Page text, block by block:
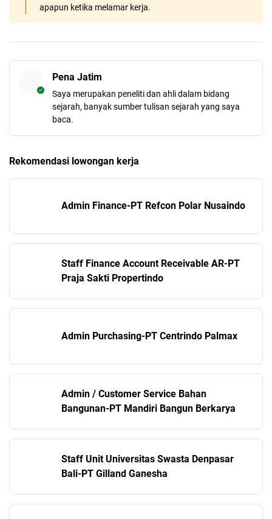
apapun ketika melamar kerja.
Pena Jatim
Saya merupakan peneliti dan ahli dalam bidang
sejarah, banyak sumber tulisan sejarah yang saya
baca.
Rekomendasi lowongan kerja
Admin Finance-PT Refcon Polar Nusaindo
Staff Finance Account Receivable AR-PT
Praja Sakti Propertindo
Admin Purchasing-PT Centrindo Palmax
Admin / Customer Service Bahan
Bangunan-PT Mandiri Bangun Berkarya
Staff Unit Universitas Swasta Denpasar
Bali-PT Gilland Ganesha